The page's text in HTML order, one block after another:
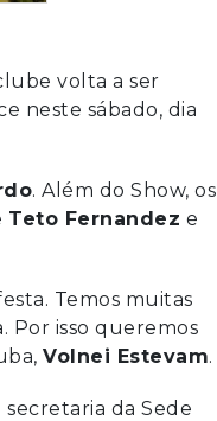
volta a ser
neste sábado, dia
. Além do Show, os
Teto Fernandez e
Temos muitas
Por isso queremos
Volnei Estevam.
da Sede